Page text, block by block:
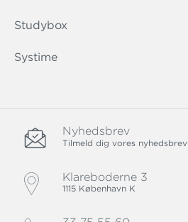
Studybox
Systime
Nyhedsbrev
Tilmeld dig vores nyhedsbrev
Klareboderne 3
1115 København K